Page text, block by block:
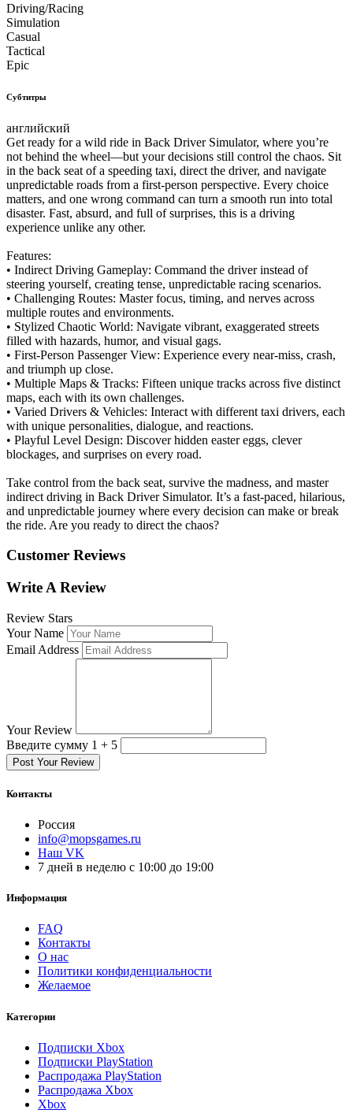
Driving/Racing
Simulation
Casual
Tactical
Epic
Субтитры
английский
Get ready for a wild ride in Back Driver Simulator, where you’re
not behind the wheel—but your decisions still control the chaos. Sit
in the back seat of a speeding taxi, direct the driver, and navigate
unpredictable roads from a first-person perspective. Every choice
matters, and one wrong command can turn a smooth run into total
disaster. Fast, absurd, and full of surprises, this is a driving
experience unlike any other.
Features:
• Indirect Driving Gameplay: Command the driver instead of
steering yourself, creating tense, unpredictable racing scenarios.
• Challenging Routes: Master focus, timing, and nerves across
multiple routes and environments.
• Stylized Chaotic World: Navigate vibrant, exaggerated streets
filled with hazards, humor, and visual gags.
• First-Person Passenger View: Experience every near-miss, crash,
and triumph up close.
• Multiple Maps & Tracks: Fifteen unique tracks across five distinct
maps, each with its own challenges.
• Varied Drivers & Vehicles: Interact with different taxi drivers, each
with unique personalities, dialogue, and reactions.
• Playful Level Design: Discover hidden easter eggs, clever
blockages, and surprises on every road.
Take control from the back seat, survive the madness, and master
indirect driving in Back Driver Simulator. It’s a fast-paced, hilarious,
and unpredictable journey where every decision can make or break
the ride. Are you ready to direct the chaos?
Customer Reviews
Write A Review
Review Stars
Your Name
Email Address
Your Review
Введите сумму 1 + 5
Post Your Review
Контакты
Россия
info@mopsgames.ru
Наш VK
7 дней в неделю с 10:00 до 19:00
Информация
FAQ
Контакты
О нас
Политики конфиденциальности
Желаемое
Категории
Подписки Xbox
Подписки PlayStation
Распродажа PlayStation
Распродажа Xbox
Xbox